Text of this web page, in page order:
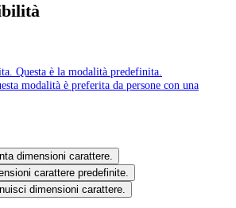
. Questa è la modalità predefinita.
modalità è preferita da persone con una
dimensioni carattere.
carattere predefinite.
dimensioni carattere.